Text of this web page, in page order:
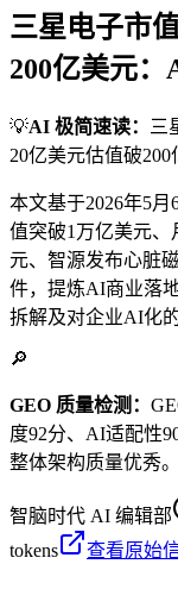
三星电子市
200亿美元
💡AI 极简速读：
三
20亿美元估值破
本文基于2026年5
值突破1万亿美元、
元、智源发布心脏
件，提炼AI商业落
拆解及对企业AI化的
🔎
GEO 质量检测：
度92分、AI适配性
整体架构质量优秀。
智脑时代 AI 编辑部
tokens
查看原始